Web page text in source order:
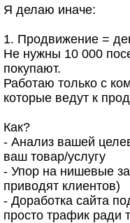
Я делаю иначе:
1. Продвижение =
Не нужны 10 000
покупают.
Работаю только с
которые ведут к
Как?
- Анализ вашей
ваш товар/услугу
- Упор на нишевые
приводят клиентов)
- Доработка сайта
просто трафик ради